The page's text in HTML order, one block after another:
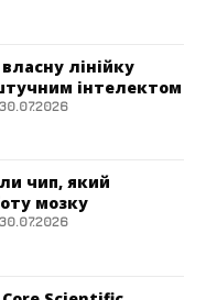
лінійку
інтелектом
30.07.2026
чип, який
мозку
30.07.2026